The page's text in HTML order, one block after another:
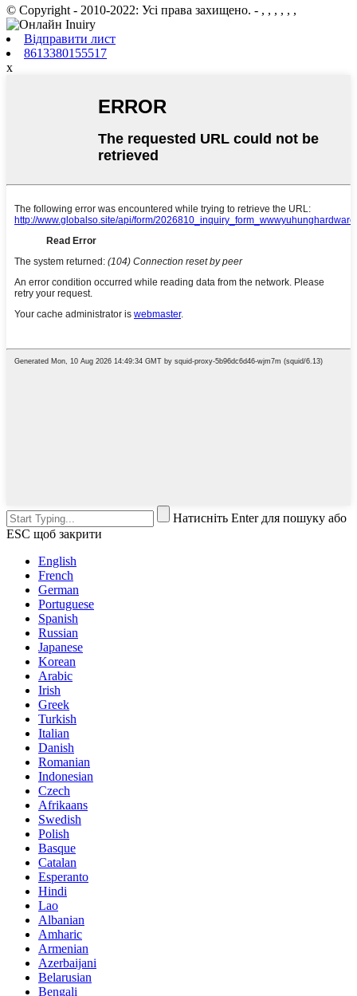
© Copyright - 2010-2022: Усі права захищено. - , , , , , ,
Відправити лист
8613380155517
x
Натисніть Enter для пошуку або
ESC щоб закрити
English
French
German
Portuguese
Spanish
Russian
Japanese
Korean
Arabic
Irish
Greek
Turkish
Italian
Danish
Romanian
Indonesian
Czech
Afrikaans
Swedish
Polish
Basque
Catalan
Esperanto
Hindi
Lao
Albanian
Amharic
Armenian
Azerbaijani
Belarusian
Bengali